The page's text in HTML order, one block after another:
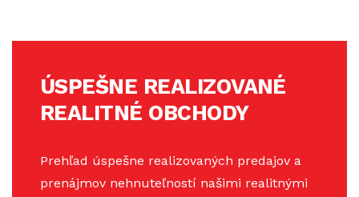
ÚSPEŠNE REALIZOVANÉ
REALITNÉ OBCHODY
Prehľad úspešne realizovaných predajov a
prenájmov nehnuteľností našimi realitnými